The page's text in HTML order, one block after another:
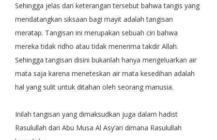
Sehingga jelas dari keterangan tersebut bahwa tangis yang
mendatangkan siksaan bagi mayit adalah tangisan
meratap. Tangisan ini merupakan sebuah ciri bahwa
mereka tidak ridho atau tidak menerima takdir Allah.
Sehingga tangisan disini bukanlah hanya mengeluarkan air
mata saja karena meneteskan air mata kesedihan adalah
hal yang sulit untuk ditahan oleh seorang manusia.
Inilah tangisan yang dimaksudkan juga dalam hadist
Rasulullah dari Abu Musa Al Asy’ari dimana Rasulullah